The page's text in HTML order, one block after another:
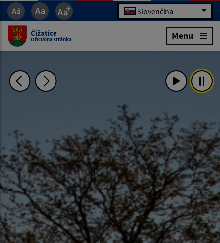
Slovenčina
Čižatice
Oficiálna stránka Menu